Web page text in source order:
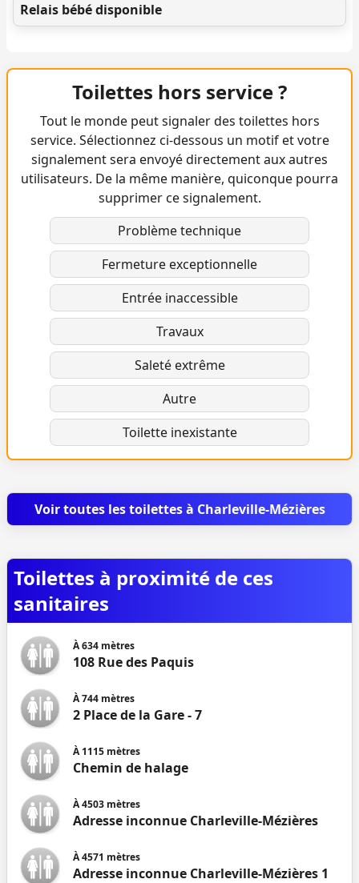
Relais bébé disponible
Toilettes hors service ?
Tout le monde peut signaler des toilettes hors
service. Sélectionnez ci-dessous un motif et votre
signalement sera envoyé directement aux autres
utilisateurs. De la même manière, quiconque pourra
supprimer ce signalement.
Problème technique
Fermeture exceptionnelle
Entrée inaccessible
Travaux
Saleté extrême
Autre
Toilette inexistante
Voir toutes les toilettes à Charleville-Mézières
Toilettes à proximité de ces
sanitaires
À634 mètres
108 Rue des Paquis
À744 mètres
2 Place de la Gare - 7
À1115 mètres
Chemin de halage
À4503 mètres
Adresse inconnue Charleville-Mézières
À4571 mètres
Adresse inconnue Charleville-Mézières 1